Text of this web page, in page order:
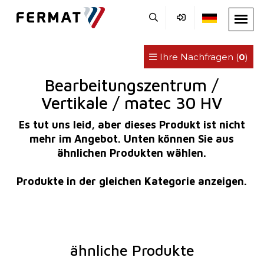
Ihre Nachfragen (0)
Bearbeitungszentrum /
Vertikale / matec 30 HV
Es tut uns leid, aber dieses Produkt ist nicht
mehr im Angebot. Unten können Sie aus
ähnlichen Produkten wählen.
Produkte in der gleichen Kategorie anzeigen.
ähnliche Produkte